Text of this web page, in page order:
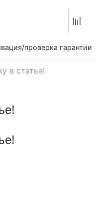
проверка гарантии
в статье!